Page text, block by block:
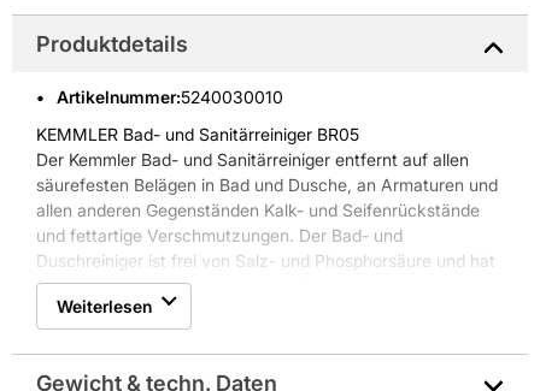
Produktdetails
Artikelnummer:5240030010
KEMMLER Bad- und Sanitärreiniger BR05
Der Kemmler Bad- und Sanitärreiniger entfernt auf allen
säurefesten Belägen in Bad und Dusche, an Armaturen und
allen anderen Gegenständen Kalk- und Seifenrückstände
und fettartige Verschmutzungen. Der Bad- und
Duschreiniger ist frei von Salz- und Phosphorsäure und hat
beste Korrosionsschutzeigenschaften.
Eigenschaften Kemmler Bad- und Sanitärreiniger BR05:
* Menge: 0,5 Liter
* Verbrauch: 0,5 Liter für ca. 100 - 200 m²
* für den Innen- und Außenbereich
Weiterlesen
Gewicht & techn. Daten